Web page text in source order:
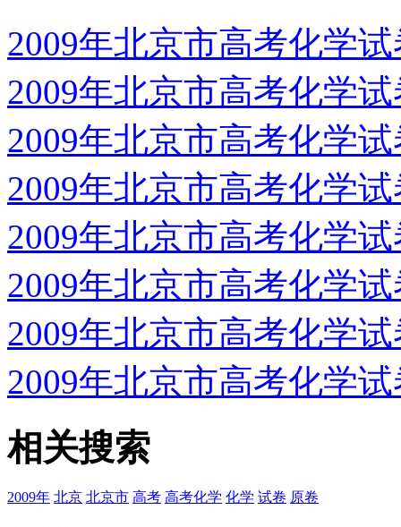
2009年北京市高考化学
2009年北京市高考化学
2009年北京市高考化学
2009年北京市高考化学
2009年北京市高考化学
2009年北京市高考化学
2009年北京市高考化学
2009年北京市高考化学
相关搜索
2009年 北京 北京市 高考 高考化学 化学 试卷 原卷